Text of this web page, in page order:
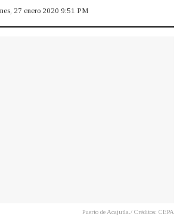
27 enero 2020 9:51 PM
Puerto de Acajutla./ Créditos: CEPA